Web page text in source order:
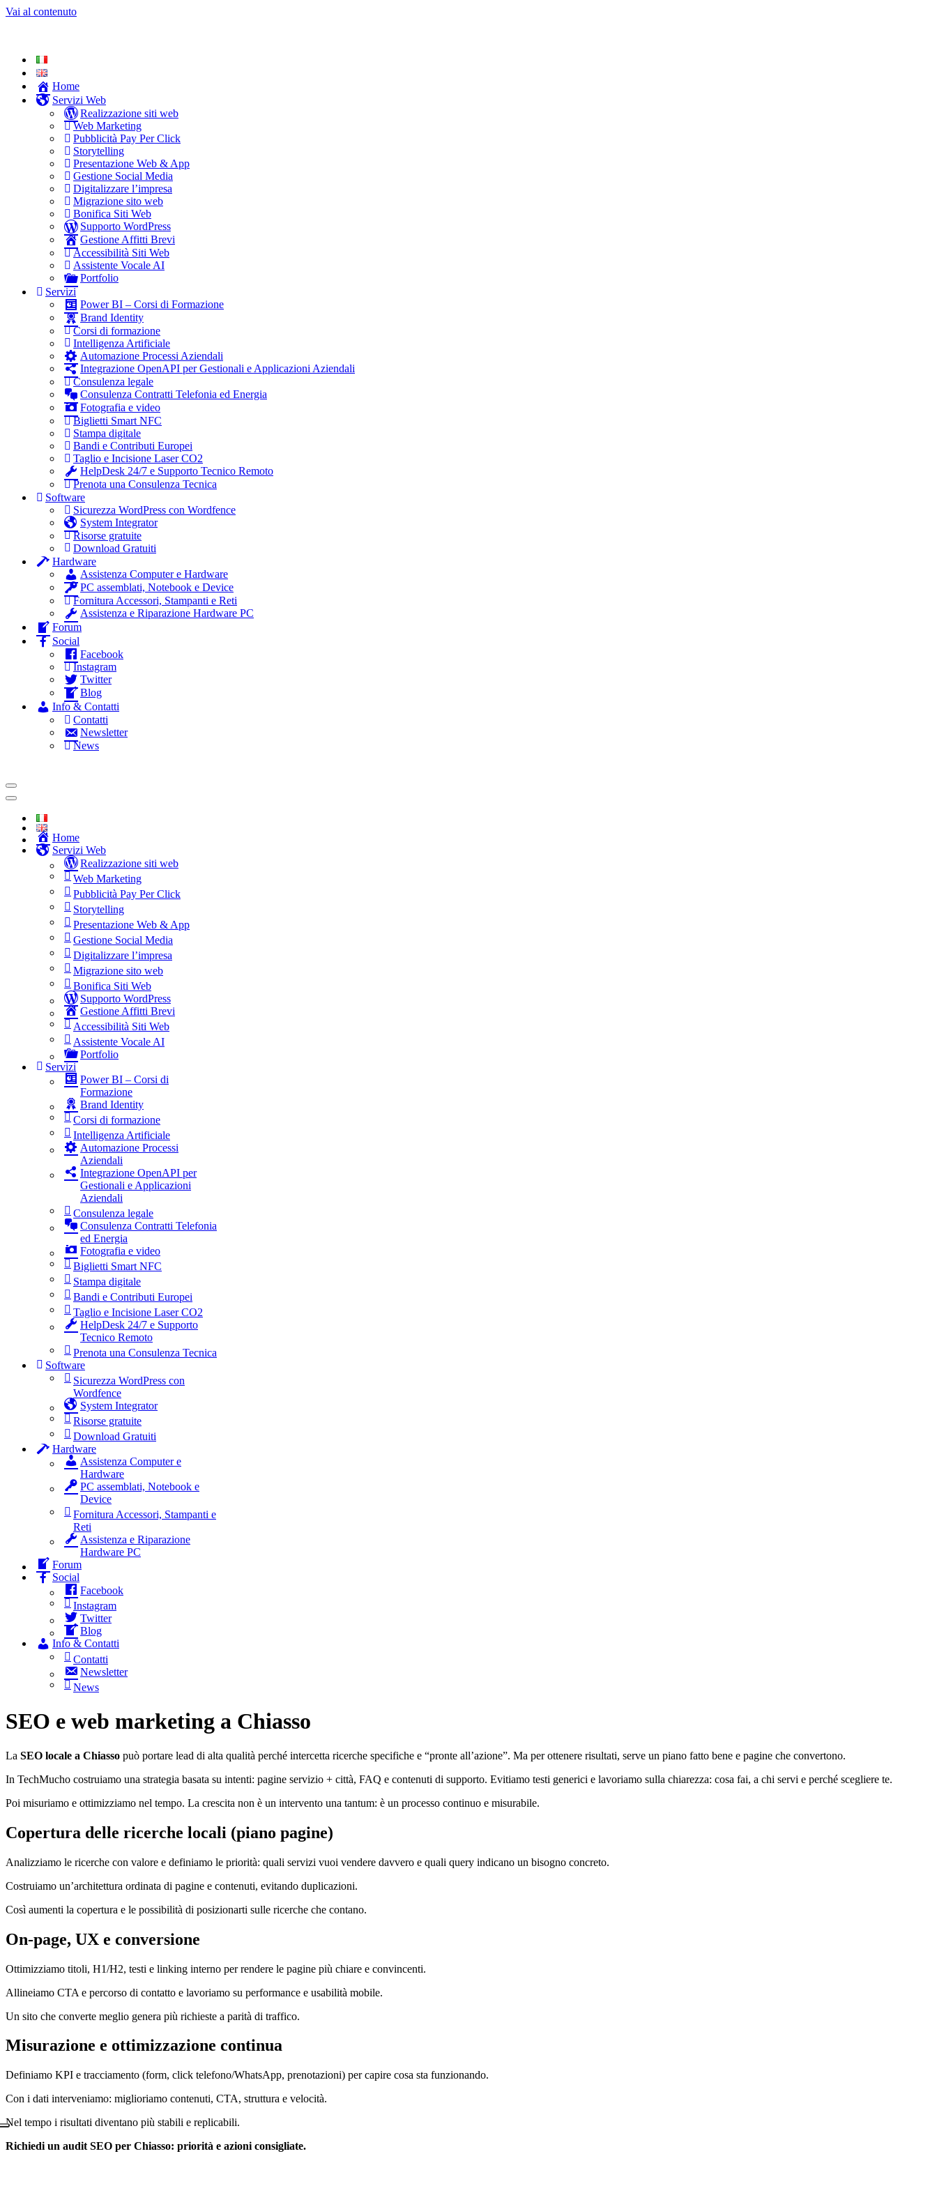
Vai al contenuto
Home
Servizi Web
Realizzazione siti web
Web Marketing
Pubblicità Pay Per Click
Storytelling
Presentazione Web & App
Gestione Social Media
Digitalizzare l’impresa
Migrazione sito web
Bonifica Siti Web
Supporto WordPress
Gestione Affitti Brevi
Accessibilità Siti Web
Assistente Vocale AI
Portfolio
Servizi
Power BI – Corsi di Formazione
Brand Identity
Corsi di formazione
Intelligenza Artificiale
Automazione Processi Aziendali
Integrazione OpenAPI per Gestionali e Applicazioni Aziendali
Consulenza legale
Consulenza Contratti Telefonia ed Energia
Fotografia e video
Biglietti Smart NFC
Stampa digitale
Bandi e Contributi Europei
Taglio e Incisione Laser CO2
HelpDesk 24/7 e Supporto Tecnico Remoto
Prenota una Consulenza Tecnica
Software
Sicurezza WordPress con Wordfence
System Integrator
Risorse gratuite
Download Gratuiti
Hardware
Assistenza Computer e Hardware
PC assemblati, Notebook e Device
Fornitura Accessori, Stampanti e Reti
Assistenza e Riparazione Hardware PC
Forum
Social
Facebook
Instagram
Twitter
Blog
Info & Contatti
Contatti
Newsletter
News
Home
Servizi Web
Realizzazione siti web
Web Marketing
Pubblicità Pay Per Click
Storytelling
Presentazione Web & App
Gestione Social Media
Digitalizzare l’impresa
Migrazione sito web
Bonifica Siti Web
Supporto WordPress
Gestione Affitti Brevi
Accessibilità Siti Web
Assistente Vocale AI
Portfolio
Servizi
Power BI – Corsi di
Formazione
Brand Identity
Corsi di formazione
Intelligenza Artificiale
Automazione Processi
Aziendali
Integrazione OpenAPI per
Gestionali e Applicazioni
Aziendali
Consulenza legale
Consulenza Contratti Telefonia
ed Energia
Fotografia e video
Biglietti Smart NFC
Stampa digitale
Bandi e Contributi Europei
Taglio e Incisione Laser CO2
HelpDesk 24/7 e Supporto
Tecnico Remoto
Prenota una Consulenza Tecnica
Software
Sicurezza WordPress con
Wordfence
System Integrator
Risorse gratuite
Download Gratuiti
Hardware
Assistenza Computer e
Hardware
PC assemblati, Notebook e
Device
Fornitura Accessori, Stampanti e
Reti
Assistenza e Riparazione
Hardware PC
Forum
Social
Facebook
Instagram
Twitter
Blog
Info & Contatti
Contatti
Newsletter
News
SEO e web marketing a Chiasso
La SEO locale a Chiasso può portare lead di alta qualità perché intercetta ricerche specifiche e “pronte all’azione”. Ma per ottenere risultati, serve un piano fatto bene e pagine che convertono.
In TechMucho costruiamo una strategia basata su intenti: pagine servizio + città, FAQ e contenuti di supporto. Evitiamo testi generici e lavoriamo sulla chiarezza: cosa fai, a chi servi e perché scegliere te.
Poi misuriamo e ottimizziamo nel tempo. La crescita non è un intervento una tantum: è un processo continuo e misurabile.
Copertura delle ricerche locali (piano pagine)
Analizziamo le ricerche con valore e definiamo le priorità: quali servizi vuoi vendere davvero e quali query indicano un bisogno concreto.
Costruiamo un’architettura ordinata di pagine e contenuti, evitando duplicazioni.
Così aumenti la copertura e le possibilità di posizionarti sulle ricerche che contano.
On-page, UX e conversione
Ottimizziamo titoli, H1/H2, testi e linking interno per rendere le pagine più chiare e convincenti.
Allineiamo CTA e percorso di contatto e lavoriamo su performance e usabilità mobile.
Un sito che converte meglio genera più richieste a parità di traffico.
Misurazione e ottimizzazione continua
Definiamo KPI e tracciamento (form, click telefono/WhatsApp, prenotazioni) per capire cosa sta funzionando.
Con i dati interveniamo: miglioriamo contenuti, CTA, struttura e velocità.
Nel tempo i risultati diventano più stabili e replicabili.
Richiedi un audit SEO per Chiasso: priorità e azioni consigliate.